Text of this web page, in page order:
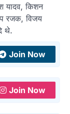
यादव, किशन
रजक, विजय
थे.
Join Now
Join Now